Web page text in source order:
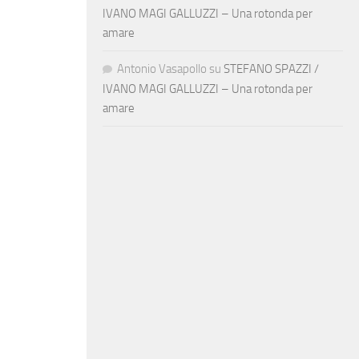
IVANO MAGI GALLUZZI – Una rotonda per
amare
Antonio Vasapollo su STEFANO SPAZZI /
IVANO MAGI GALLUZZI – Una rotonda per
amare